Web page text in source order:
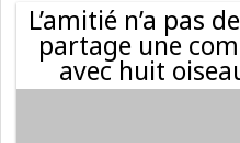
L’amitié n’a pas
partage une
avec huit